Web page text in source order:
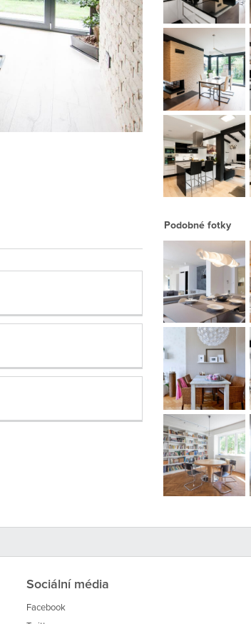
Podobné fotky
Sociální média
Facebook